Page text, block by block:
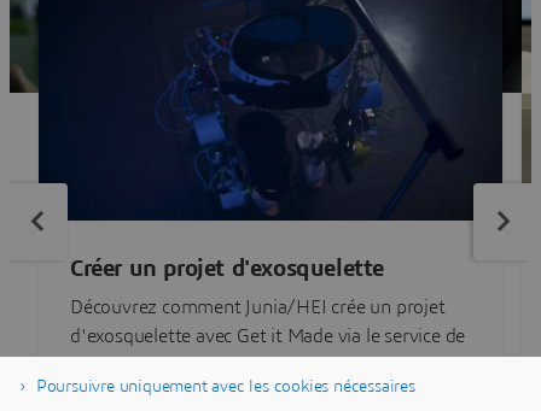
Créer un projet d'exosquelette
Découvrez comment Junia/HEI crée un projet
d'exosquelette avec Get it Made via le service de
Poursuivre uniquement avec les cookies nécessaires